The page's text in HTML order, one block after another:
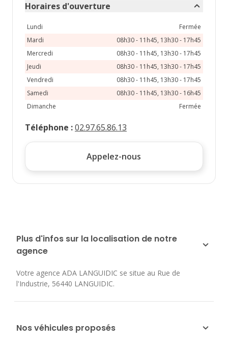
21 22 25
Horaires d'ouverture
Lundi
Fermée
Mardi
08h30 - 11h45, 13h30 - 17h45
Mercredi
08h30 - 11h45, 13h30 - 17h45
Jeudi
08h30 - 11h45, 13h30 - 17h45
Vendredi
08h30 - 11h45, 13h30 - 17h45
Samedi
08h30 - 11h45, 13h30 - 16h45
Dimanche
Fermée
Téléphone :02.97.65.86.13
Appelez-nous
Plus d'infos sur la localisation de notre
agence
Votre agence ADA LANGUIDIC se situe au Rue de
l'Industrie, 56440 LANGUIDIC.
Nos véhicules proposés